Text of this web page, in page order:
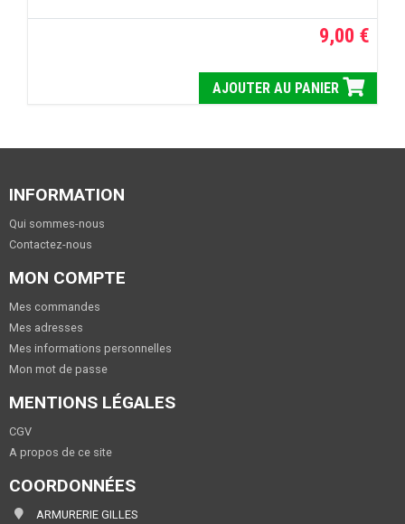
9,00 €
AJOUTER AU PANIER
INFORMATION
Qui sommes-nous
Contactez-nous
MON COMPTE
Mes commandes
Mes adresses
Mes informations personnelles
Mon mot de passe
MENTIONS LÉGALES
CGV
A propos de ce site
COORDONNÉES
ARMURERIE GILLES